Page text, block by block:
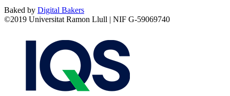
Baked by Digital Bakers
©2019 Universitat Ramon Llull | NIF G-59069740